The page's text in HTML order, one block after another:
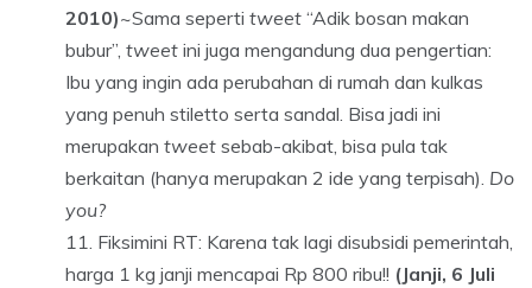
2010)~Sama seperti tweet “Adik bosan makan
bubur”, tweet ini juga mengandung dua pengertian:
Ibu yang ingin ada perubahan di rumah dan kulkas
yang penuh stiletto serta sandal. Bisa jadi ini
merupakan tweet sebab-akibat, bisa pula tak
berkaitan (hanya merupakan 2 ide yang terpisah). Do
you?
Fiksimini RT: Karena tak lagi disubsidi pemerintah,
harga 1 kg janji mencapai Rp 800 ribu!! (Janji, 6 Juli